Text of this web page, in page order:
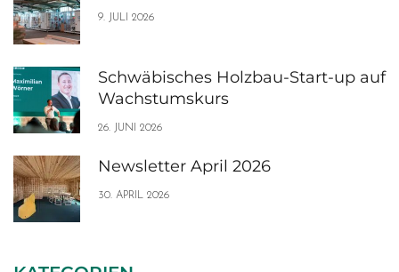
9. JULI 2026
Schwäbisches Holzbau-Start-up auf
Wachstumskurs
26. JUNI 2026
Newsletter April 2026
30. APRIL 2026